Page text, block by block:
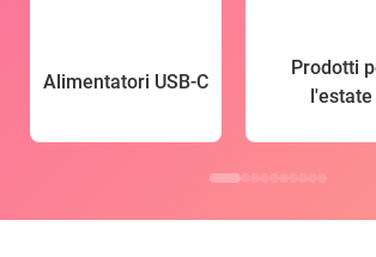
Alimentatori USB-C
Prodotti
l'estate